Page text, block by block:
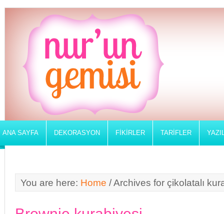
ANA SAYFA DEKORASYON FIKIRLER TARIFLER
You are here: Home /Archives for çikolatalı